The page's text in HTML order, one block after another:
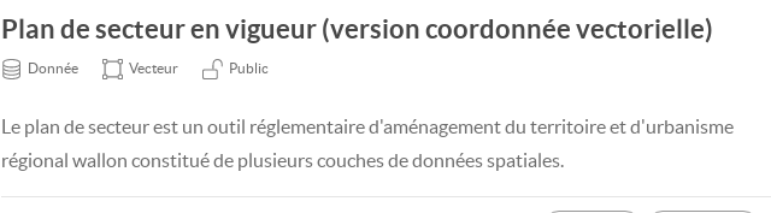
Plan de secteur en vigueur (version coordonnée vectorielle)
Donnée Vecteur Public
Le plan de secteur est un outil réglementaire d'aménagement du territoire et d'urbanisme
régional wallon constitué de plusieurs couches de données spatiales.